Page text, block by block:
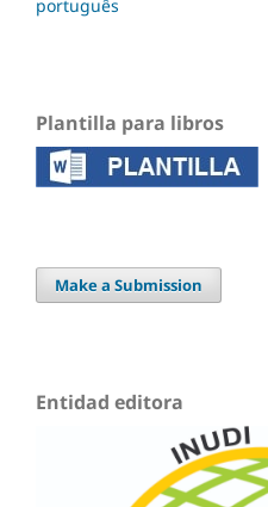
português
Plantilla para libros
Make a Submission
Entidad editora